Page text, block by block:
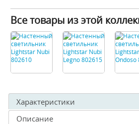
Все товары из этой
Характеристики
Описание